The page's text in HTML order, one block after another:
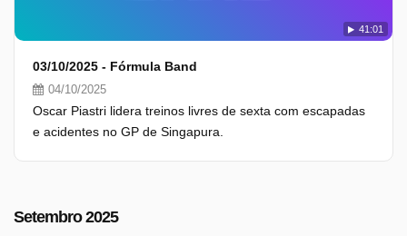
41:01
03/10/2025 - Fórmula Band
04/10/2025
Oscar Piastri lidera treinos livres de sexta com escapadas
e acidentes no GP de Singapura.
Setembro 2025